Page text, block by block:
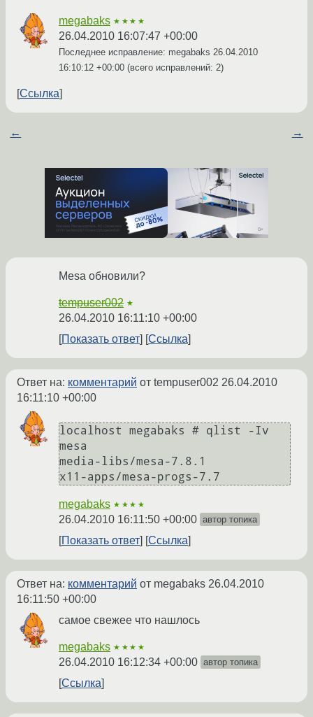
megabaks ★★★★
26.04.2010 16:07:47 +00:00
Последнее исправление: megabaks 26.04.2010
16:10:12 +00:00 (всего исправлений: 2)
Ссылка
← →
Mesa обновили?
tempuser002 ★
26.04.2010 16:11:10 +00:00
Показать ответ
Ссылка
Ответ на: комментарий от tempuser002 26.04.2010
16:11:10 +00:00
localhost megabaks # qlist -Iv
mesa
media-libs/mesa-7.8.1
megabaks ★★★★
26.04.2010 16:11:50 +00:00 автор топика
Показать ответ Ссылка
Ответ на: комментарий от megabaks 26.04.2010
16:11:50 +00:00
самое свежее что нашлось
megabaks ★★★★
26.04.2010 16:12:34 +00:00 автор топика
Ссылка